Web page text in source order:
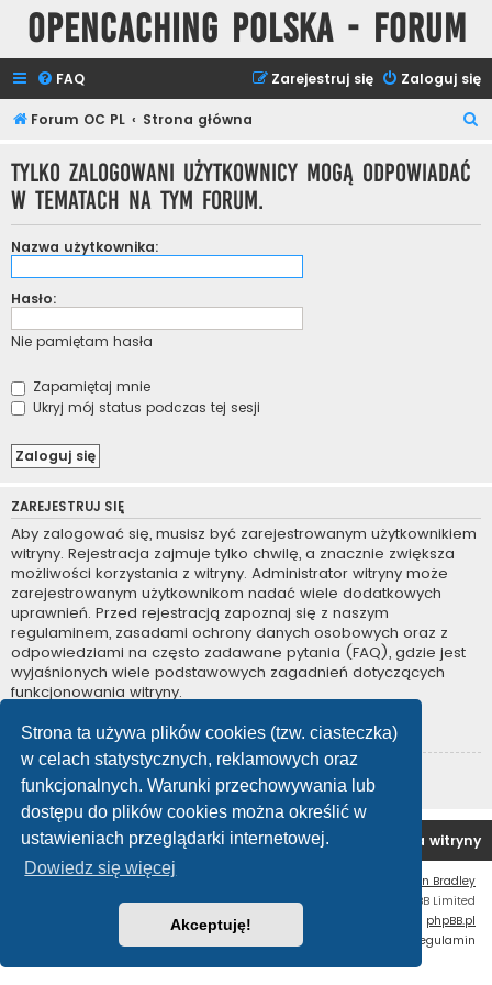
Strona ta używa plików cookies (tzw. ciasteczka)
w celach statystycznych, reklamowych oraz
funkcjonalnych. Warunki przechowywania lub
dostępu do plików cookies można określić w
ustawieniach przeglądarki internetowej.
Dowiedz się więcej
Akceptuję!
Opencaching Polska - Forum
FAQ Zaloguj się
Zarejestruj się
Forum OC PL Strona główna
Tylko zalogowani użytkownicy mogą odpowiadać
w tematach na tym forum.
Nazwa użytkownika:
Hasło:
Nie pamiętam hasła
Zapamiętaj mnie
Ukryj mój status podczas tej sesji
ZAREJESTRUJ SIĘ
Aby zalogować się, musisz być zarejestrowanym użytkownikiem
witryny. Rejestracja zajmuje tylko chwilę, a znacznie zwiększa
możliwości korzystania z witryny. Administrator witryny może
zarejestrowanym użytkownikom nadać wiele dodatkowych
uprawnień. Przed rejestracją zapoznaj się z naszym
regulaminem, zasadami ochrony danych osobowych oraz z
odpowiedziami na często zadawane pytania (FAQ), gdzie jest
wyjaśnionych wiele podstawowych zagadnień dotyczących
funkcjonowania witryny.
Regulamin |Zasady ochrony danych osobowych
Zarejestruj się
Forum OC PL Strona główna Usuń ciasteczka witryny
Ian Bradley
Technologię dostarczaphpBB® Forum Software © phpBB Limited
Polski pakiet językowy dostarcza phpBB.pl
Zasady ochrony danych osobowych
Regulamin